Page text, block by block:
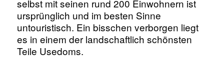
selbst mit seinen rund 200 Einwohnern ist
ursprünglich und im besten Sinne
untouristisch. Ein bisschen verborgen liegt
es in einem der landschaftlich schönsten
Teile Usedoms.